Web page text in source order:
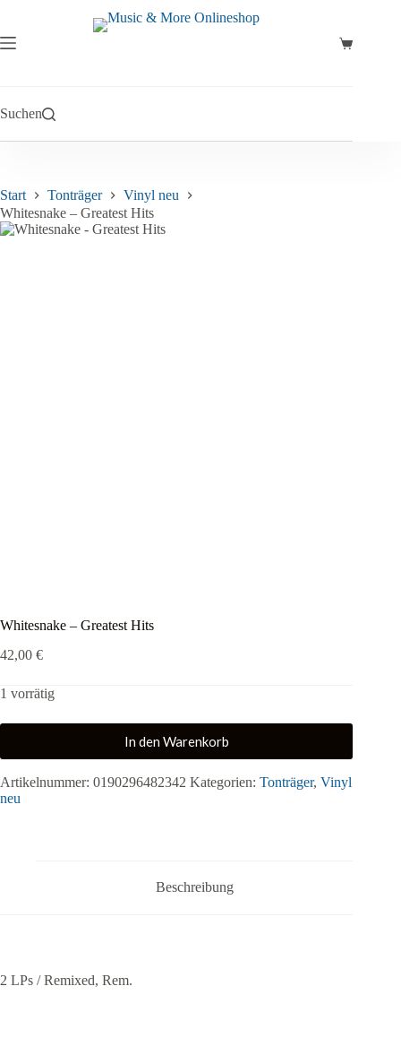
springen
Warenkorb
Suchen
Start Tonträger
Vinyl neu
Whitesnake – Greatest Hits
Whitesnake – Greatest Hits
42,00 €
1 vorrätig
In den Warenkorb
Artikelnummer: 0190296482342 Kategorien: Tonträger, Vinyl
neu
Beschreibung
2 LPs / Remixed, Rem.